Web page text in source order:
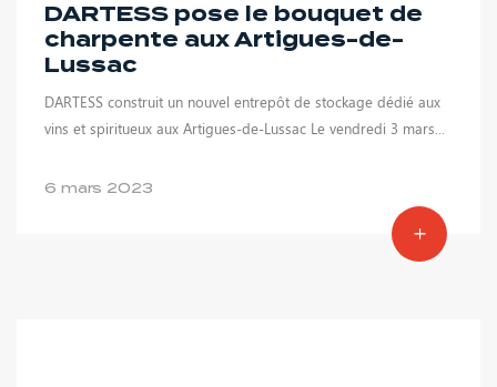
DARTESS pose le bouquet de
charpente aux Artigues-de-
Lussac
DARTESS construit un nouvel entrepôt de stockage dédié aux
vins et spiritueux aux Artigues-de-Lussac Le vendredi 3 mars...
6 mars 2023